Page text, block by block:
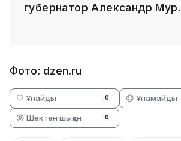
губернатор Александр Мур.
Фото: dzen.ru
🤍 Ұнайды 0 😞 Ұнамайды
😡 Шектен шыққан 0